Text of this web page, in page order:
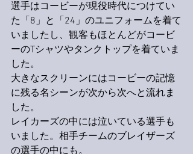
選手はコービーが現役時代につけてい
た「8」と「24」のユニフォームを着て
いましたし、観客もほとんどがコービ
ーのTシャツやタンクトップを着ていま
した。
大きなスクリーンにはコービーの記憶
に残る名シーンが次から次へと流れま
した。
レイカーズの中には泣いている選手も
いました。相手チームのブレイザーズ
の選手の中にも。